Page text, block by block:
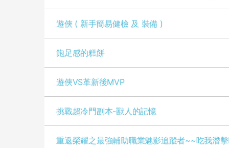
遊俠 ( 新手簡易健檢 及 裝備 )
飽足感的糕餅
遊俠VS革新後MVP
挑戰超冷門副本-獸人的記憶
重返榮耀之最強輔助職業魅影追蹤者~~吃我潛